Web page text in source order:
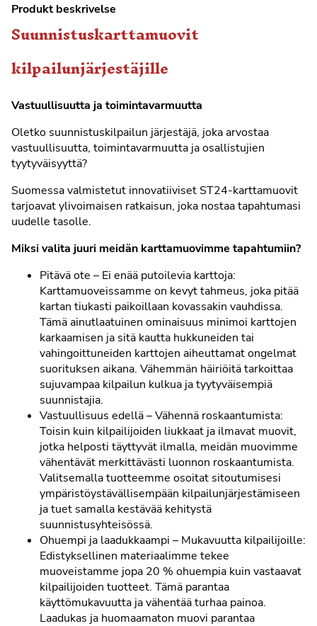
Produkt beskrivelse
Suunnistuskarttamuovit
kilpailunjärjestäjille
Vastuullisuutta ja toimintavarmuutta
Oletko suunnistuskilpailun järjestäjä, joka arvostaa
vastuullisuutta, toimintavarmuutta ja osallistujien
tyytyväisyyttä?
Suomessa valmistetut innovatiiviset ST24-karttamuovit
tarjoavat ylivoimaisen ratkaisun, joka nostaa tapahtumasi
uudelle tasolle.
Miksi valita juuri meidän karttamuovimme tapahtumiin?
Pitävä ote – Ei enää putoilevia karttoja:
Karttamuoveissamme on kevyt tahmeus, joka pitää
kartan tiukasti paikoillaan kovassakin vauhdissa.
Tämä ainutlaatuinen ominaisuus minimoi karttojen
karkaamisen ja sitä kautta hukkuneiden tai
vahingoittuneiden karttojen aiheuttamat ongelmat
suorituksen aikana. Vähemmän häiriöitä tarkoittaa
sujuvampaa kilpailun kulkua ja tyytyväisempiä
suunnistajia.
Vastuullisuus edellä – Vähennä roskaantumista:
Toisin kuin kilpailijoiden liukkaat ja ilmavat muovit,
jotka helposti täyttyvät ilmalla, meidän muovimme
vähentävät merkittävästi luonnon roskaantumista.
Valitsemalla tuotteemme osoitat sitoutumisesi
ympäristöystävällisempään kilpailunjärjestämiseen
ja tuet samalla kestävää kehitystä
suunnistusyhteisössä.
Ohuempi ja laadukkaampi – Mukavuutta kilpailijoille:
Edistyksellinen materiaalimme tekee
muoveistamme jopa 20 % ohuempia kuin vastaavat
kilpailijoiden tuotteet. Tämä parantaa
käyttömukavuutta ja vähentää turhaa painoa.
Laadukas ja huomaamaton muovi parantaa